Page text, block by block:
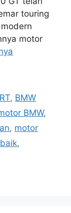
touring
motor
, BMW
BMW,
, motor
,